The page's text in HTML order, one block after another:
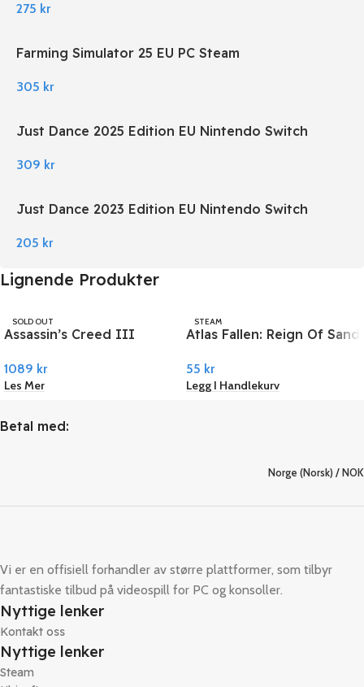
275 kr
Farming Simulator 25 EU PC Steam
305 kr
Just Dance 2025 Edition EU Nintendo Switch
309 kr
Just Dance 2023 Edition EU Nintendo Switch
205 kr
Lignende Produkter
SOLD OUT
UBISOFT
Assassin’s Creed III
Connect
1089 kr
Les Mer
STEAM
Atlas Fallen: Reign Of Sand
55 kr
Legg I Handlekurv
Betal med:
Norge (Norsk) / NOK
Vi er en offisiell forhandler av større plattformer, som tilbyr
fantastiske tilbud på videospill for PC og konsoller.
Nyttige lenker
Kontakt oss
Nyttige lenker
Steam